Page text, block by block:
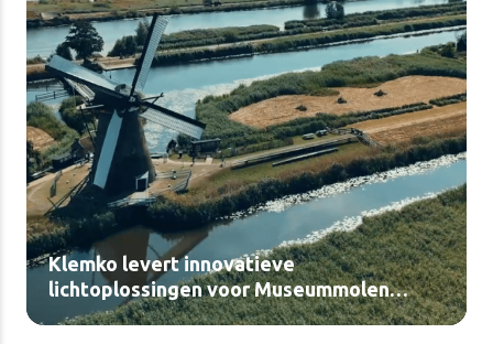
Klemko levert innovatieve
lichtoplossingen voor Museummolen
Kinderdijk (video)